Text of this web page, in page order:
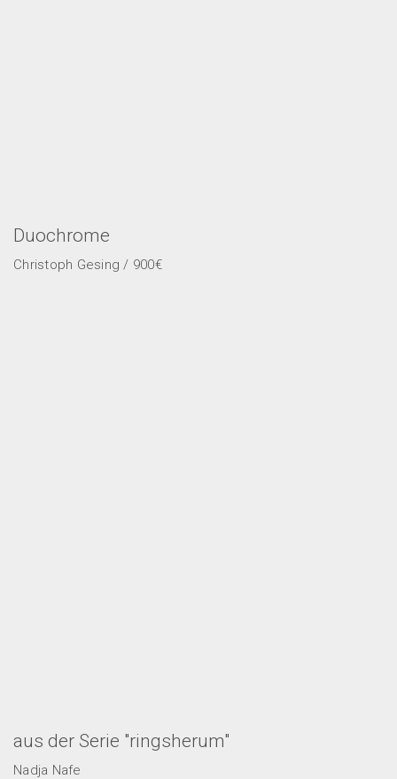
Duochrome
Christoph Gesing / 900€
aus der Serie "ringsherum"
Nadja Nafe